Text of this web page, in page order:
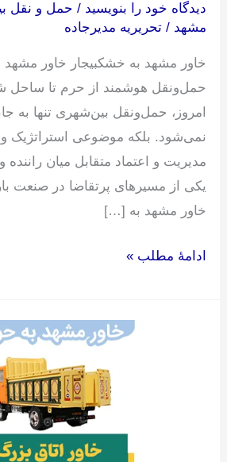
دیدگاه‌ خود را بنویسید / حمل و نقل
مشهد /تحریریه مدیرجاده
خاور مشهد به خشکبیجار خاور مشهد
حمل‌ونقل هوشمند از حرم تا ساحل
امروز، حمل‌ونقل بین‌شهری تنها به
نمی‌شود. بلکه موضوعی استراتژیک و
مدیریت و اعتماد متقابل میان
یکی از مسیرهای پرتقاضا در صنعت
خاور مشهد به […]
ادامۀ مطلب »